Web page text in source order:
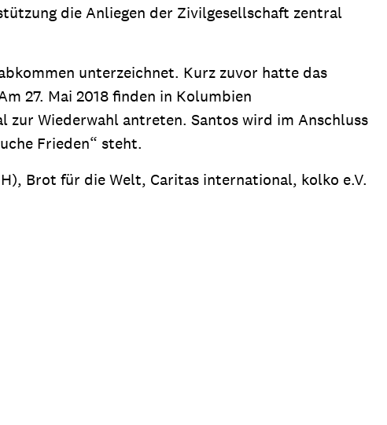
die Anliegen der Zivilgesellschaft zentral
unterzeichnet. Kurz zuvor hatte das
27. Mai 2018 finden in Kolumbien
Wiederwahl antreten. Santos wird im Anschluss
Frieden“ steht.
Brot für die Welt, Caritas international, kolko e.V.